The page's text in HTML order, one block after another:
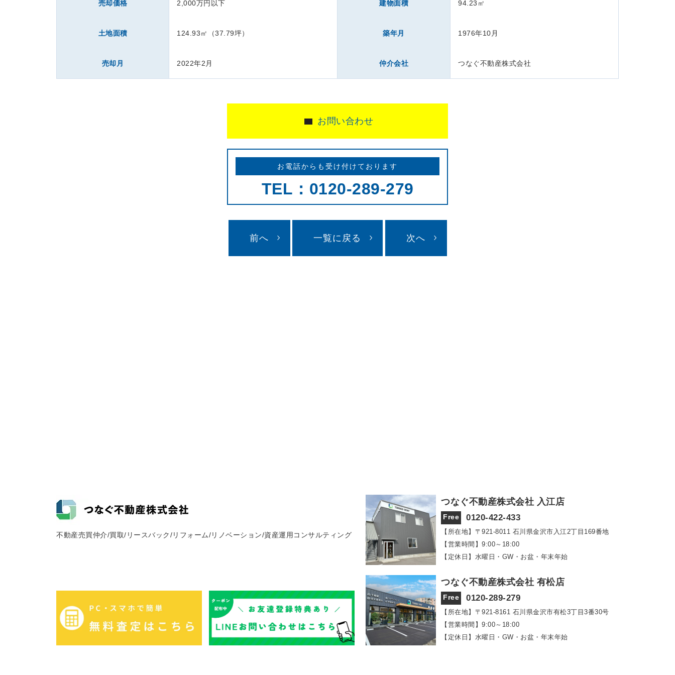
売却価格 2,000万円以下 建物面積 94.23㎡
土地面積 124.93㎡（37.79坪） 築年月 1976年10月
売却月 2022年2月 仲介会社 つなぐ不動産株式会社
お問い合わせ
お電話からも受け付けております
TEL：0120-289-279
前へ 一覧に戻る 次へ
不動産売買仲介/買取/リースバック/リフォーム/リノベーション/資産運用コンサルティング
つなぐ不動産株式会社 入江店
Free 0120-422-433
【所在地】〒921‐8011 石川県金沢市入江2丁目169番地
【営業時間】9:00～18:00
【定休日】水曜日・GW・お盆・年末年始
つなぐ不動産株式会社 有松店
Free 0120-289-279
【所在地】〒921‐8161 石川県金沢市有松3丁目3番30号
【営業時間】9:00～18:00
【定休日】水曜日・GW・お盆・年末年始